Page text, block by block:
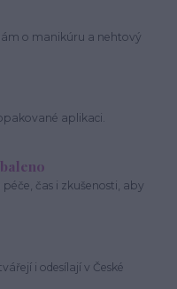
o manikúru a nehtový
aplikaci.
čas i zkušenosti, aby
i odesílají v České